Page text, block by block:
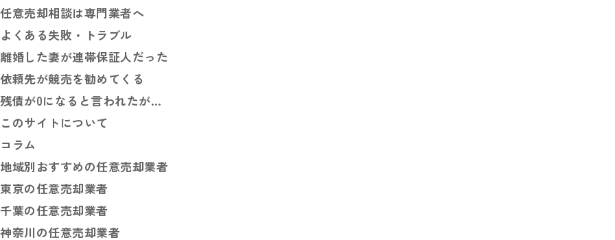
任意売却相談は専門業者へ
よくある失敗・トラブル
離婚した妻が連帯保証人だった
依頼先が競売を勧めてくる
残債が0になると言われたが…
このサイトについて
コラム
地域別おすすめの任意売却業者
東京の任意売却業者
千葉の任意売却業者
神奈川の任意売却業者